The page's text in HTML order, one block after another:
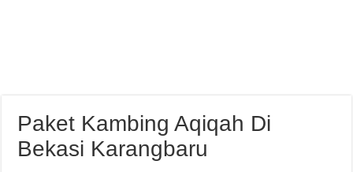
Paket Kambing Aqiqah Di
Bekasi Karangbaru